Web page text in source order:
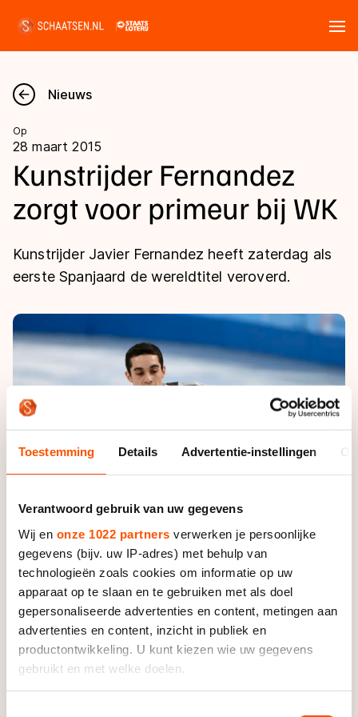
Toestemming Details Advertentie-instellingen
Verantwoord gebruik van uw gegevens
Wij en onze 1022 partners verwerken je persoonlijke
gegevens (bijv. uw IP-adres) met behulp van
technologieën zoals cookies om informatie op uw
apparaat op te slaan en te gebruiken met als doel
gepersonaliseerde advertenties en content, metingen aan
advertenties en content, inzicht in publiek en
productontwikkeling. U kunt kiezen wie uw gegevens
gebruikt en met welke doelen.
Nieuws
Kalender
Disciplines
Langebaan
Inlineskaten
Kunstschaatsen
Schoonrijden
Natuurijs
Uitslagen
Shorttrack
Marathon
Inlineskaten
Kunstschaatsen
Tijden & historie
Ranglijsten Langebaan
Persoonlijke records & tijden
Historie & statistiek
De weg op
Inschrijven wedstrijden
Algemene Nederlandse Schaatstijd
Deze zomer de weg op
Schaatsfans
Alles voor jou als schaatsfan
Evenementen
Tickets
Livestreams
Word schaatsfan!
Winacties
Olympische Spelen
Olympische Spelen
Medaille overzicht
Medaillespiegel
Olympische uitslagen
Van Jong tot Goud verhalen
Nieuws
Op
28 maart 2015
Kunstrijder Fernandez
zorgt voor primeur bij WK
Kunstrijder Javier Fernandez heeft zaterdag als
eerste Spanjaard de wereldtitel veroverd.
Foto: Soenar Chamid
De drievoudig Europees kampioen behaalde met zijn